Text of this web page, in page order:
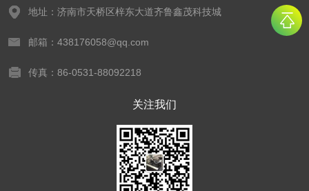
地址：济南市天桥区梓东大道齐鲁鑫茂科技城
邮箱：438176058@qq.com
传真：86-0531-88092218
关注我们